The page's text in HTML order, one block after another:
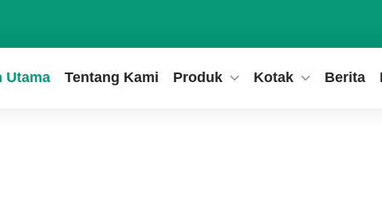
Utama Tentang Kami Produk Kotak Berita